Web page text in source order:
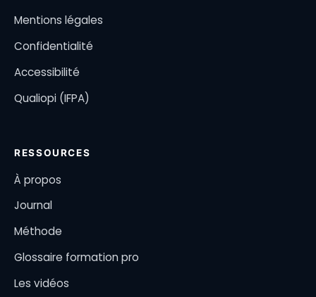
Mentions légales
Confidentialité
Accessibilité
Qualiopi (IFPA)
RESSOURCES
À propos
Journal
Méthode
Glossaire formation pro
Les vidéos